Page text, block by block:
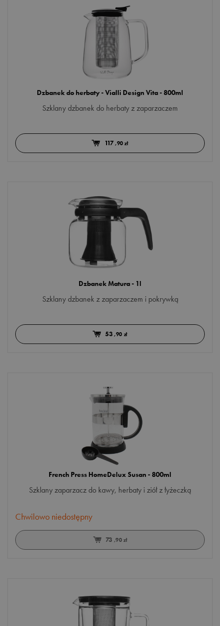
–
Maksimum
Dzbanek do herbaty - Vialli Design Vita - 800ml
Szklany dzbanek do herbaty z zaparzaczem
117 ,90 zł
Dzbanek Matura - 1l
Szklany dzbanek z zaparzaczem i pokrywką
53,90 zł
French Press HomeDelux Susan - 800ml
Szklany zaparzacz do kawy, herbaty i ziół z łyżeczką
Chwilowo niedostępny
73 ,90 zł